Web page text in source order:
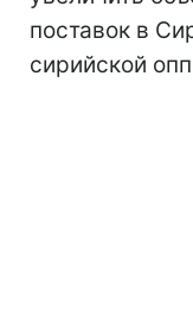
поставок в
сирийской